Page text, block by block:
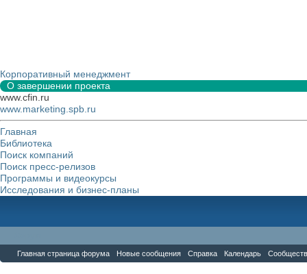
Корпоративный менеджмент
О завершении проекта
www.cfin.ru
www.marketing.spb.ru
Главная
Библиотека
Поиск компаний
Поиск пресс-релизов
Программы и видеокурсы
Исследования и бизнес-планы
Главная страница форума Новые сообщения Справка Календарь